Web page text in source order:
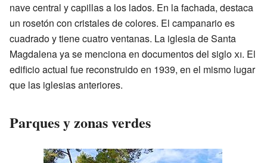
nave central y capillas a los lados. En la fachada, destaca
un rosetón con cristales de colores. El campanario es
cuadrado y tiene cuatro ventanas. La iglesia de Santa
Magdalena ya se menciona en documentos del sigloxi. El
edificio actual fue reconstruido en 1939, en el mismo lugar
que las iglesias anteriores.
Parques y zonas verdes